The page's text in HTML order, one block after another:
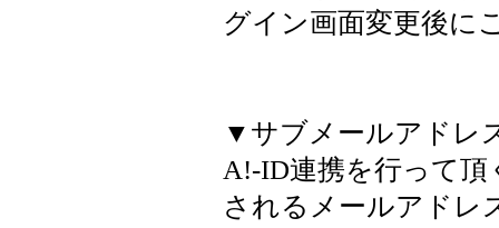
グイン画面変更後に
▼サブメールアドレ
A!-ID連携を行って
されるメールアドレ